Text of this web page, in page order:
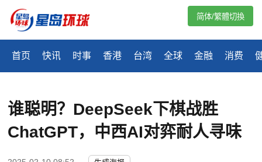
首页 快讯 时事 香港 台湾 全球 金融 消费
简体/繁體切換
谁聪明？DeepSeek下棋战胜
ChatGPT，中西AI对弈耐人寻味